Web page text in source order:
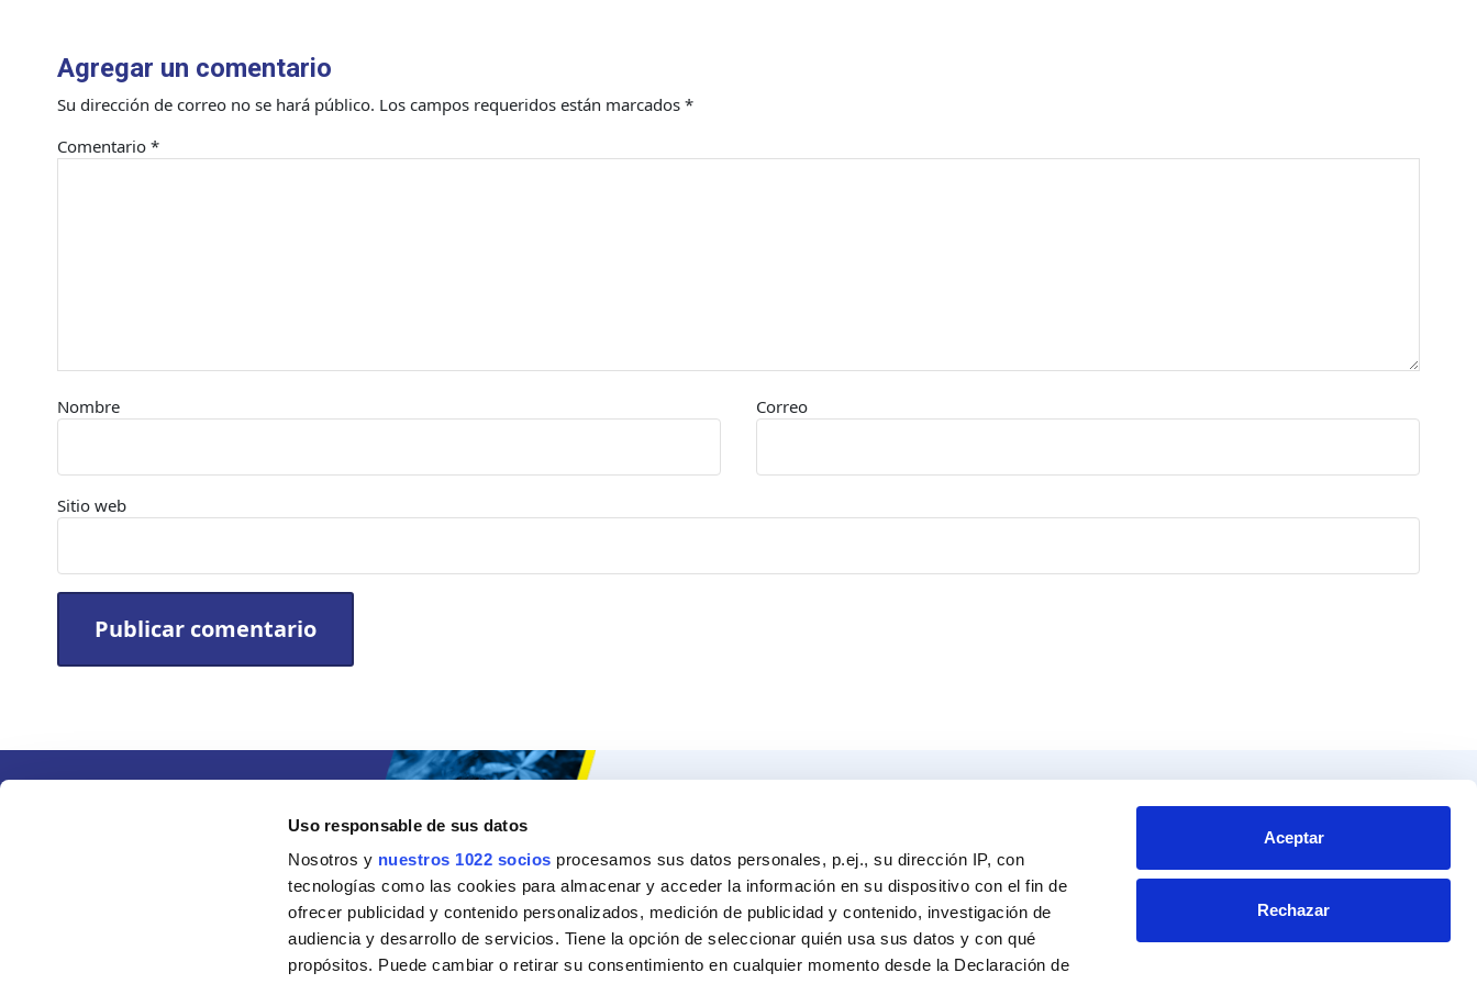
Uso responsable de sus datos
Nosotros y nuestros 1022 socios procesamos sus datos personales, p.ej., su dirección IP, con
tecnologías como las cookies para almacenar y acceder la información en su dispositivo con el fin de
ofrecer publicidad y contenido personalizados, medición de publicidad y contenido, investigación de
audiencia y desarrollo de servicios. Tiene la opción de seleccionar quién usa sus datos y con qué
propósitos. Puede cambiar o retirar su consentimiento en cualquier momento desde la Declaración de
Aceptar
Rechazar
Agregar un comentario
Su dirección de correo no se hará público. Los campos requeridos están marcados *
Comentario *
Nombre Correo
Sitio web
Manualidades
Bricolaje
Sostenibilidad
Recomendador
Pregunta al experto
Contacto
Blvd. Toluca No. 49 y 51.
C.P. 53500